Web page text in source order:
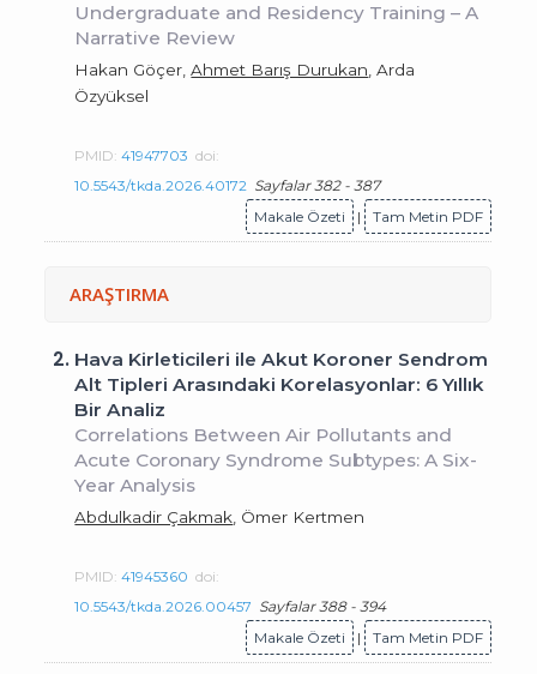
Undergraduate and Residency Training – A
Narrative Review
Hakan Göçer,Ahmet Barış Durukan , Arda
Özyüksel
PMID:41947703 doi:
10.5543/tkda.2026.40172 Sayfalar 382 - 387
Makale Özeti
| Tam Metin PDF
ARAŞTIRMA
2. Hava Kirleticileri ile Akut Koroner Sendrom
Alt Tipleri Arasındaki Korelasyonlar: 6 Yıllık
Bir Analiz
Correlations Between Air Pollutants and
Acute Coronary Syndrome Subtypes: A Six-
Year Analysis
Abdulkadir Çakmak , Ömer Kertmen
PMID:41945360 doi:
10.5543/tkda.2026.00457 Sayfalar 388 - 394
Makale Özeti
| Tam Metin PDF